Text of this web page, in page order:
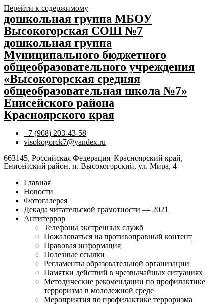
Перейти к содержимому
дошкольная группа МБОУ
Высокогорская СОШ №7
дошкольная группа
Муниципального бюджетного
общеобразовательного учреждения
«Высокогорская средняя
общеобразовательная школа №7»
Енисейского района
Красноярского края
+7 (908) 203-43-58
visokogorck7@yandex.ru
663145, Российская Федерация, Красноярский край,
Енисейский район, п. Высокогорский, ул. Мира, 4
Главная
Новости
Фотогалерея
Декада читательской грамотности — 2021
Антитеррор
Телефоны экстренных служб
Пожаловаться на противоправный контент
Правовая информация
Полезные ссылки
Регламенты образовательной организации
Памятки действий в чрезвычайных ситуациях
Методические рекомендации по профилактике
терроризма в молодежной среде
Мероприятия по профилактике терроризма